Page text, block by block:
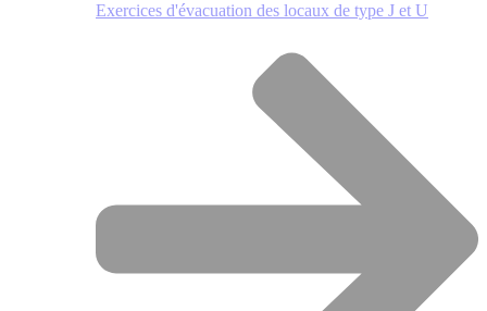
Exercices d'évacuation des locaux de type J et U